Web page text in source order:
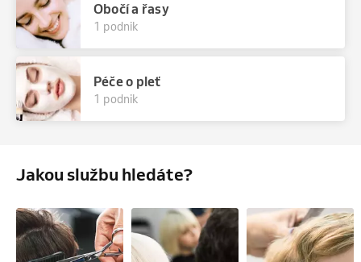
Obočí a řasy
1 podnik
Péče o pleť
1 podnik
Jakou službu hledáte?